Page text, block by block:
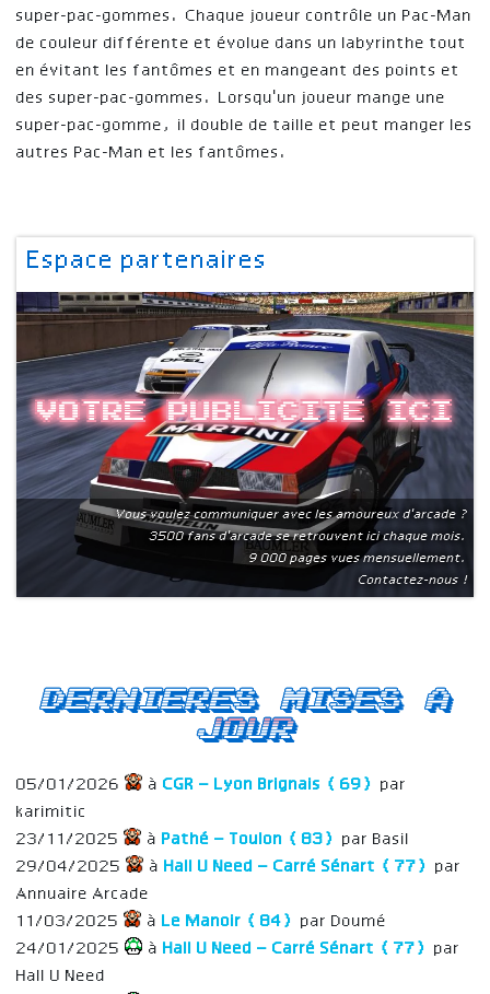
super-pac-gommes. Chaque joueur contrôle un Pac-Man
de couleur différente et évolue dans un labyrinthe tout
en évitant les fantômes et en mangeant des points et
des super-pac-gommes. Lorsqu'un joueur mange une
super-pac-gomme, il double de taille et peut manger les
autres Pac-Man et les fantômes.
Espace partenaires
Votre publicite ici
Vous voulez communiquer avec les amoureux d'arcade ?
3500 fans d'arcade se retrouvent ici chaque mois.
9 000 pages vues mensuellement.
Contactez-nous !
Dernieres mises a
jour
05/01/2026 à CGR – Lyon Brignais (69)
par
karimitic
23/11/2025
à Pathé – Toulon (83)
par Basil
29/04/2025
à Hall U Need – Carré Sénart (77)
par
Annuaire Arcade
11/03/2025
à Le Manoir (84)
par Doumé
24/01/2025
à Hall U Need – Carré Sénart (77)
par
Hall U Need